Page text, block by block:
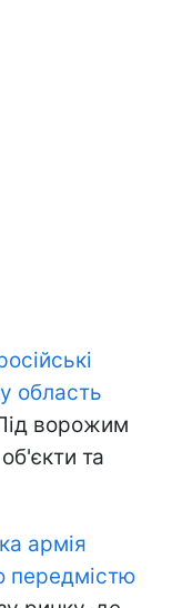
область
ворожим
та
армія
передмістю